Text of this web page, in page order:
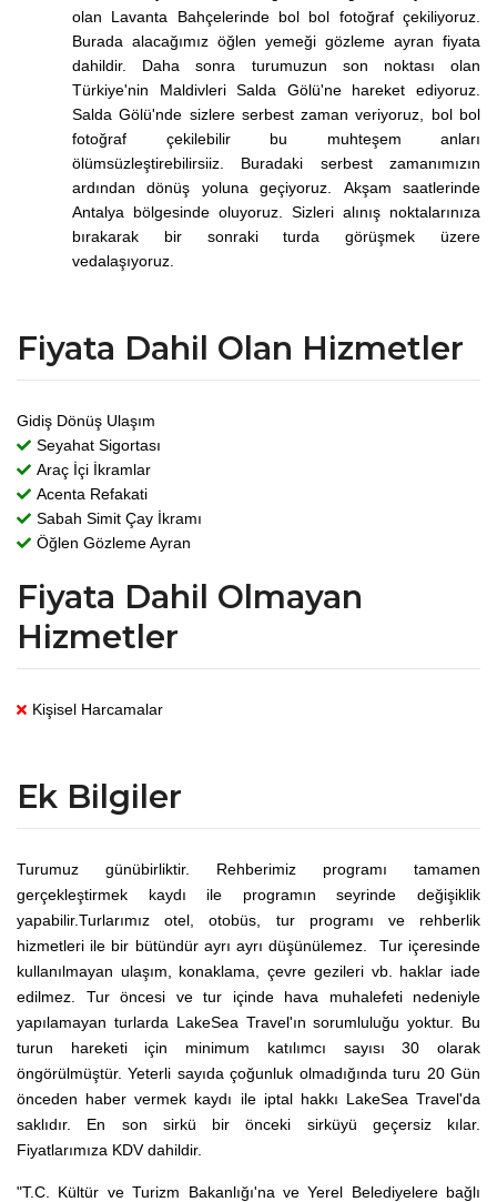
olan Lavanta Bahçelerinde bol bol fotoğraf çekiliyoruz.
Burada alacağımız öğlen yemeği gözleme ayran fiyata
dahildir. Daha sonra turumuzun son noktası olan
Türkiye'nin Maldivleri Salda Gölü'ne hareket ediyoruz.
Salda Gölü'nde sizlere serbest zaman veriyoruz, bol bol
fotoğraf çekilebilir bu muhteşem anları
ölümsüzleştirebilirsiiz. Buradaki serbest zamanımızın
ardından dönüş yoluna geçiyoruz. Akşam saatlerinde
Antalya bölgesinde oluyoruz. Sizleri alınış noktalarınıza
bırakarak bir sonraki turda görüşmek üzere
vedalaşıyoruz.
Fiyata Dahil Olan Hizmetler
Gidiş Dönüş Ulaşım
Seyahat Sigortası
Araç İçi İkramlar
Acenta Refakati
Sabah Simit Çay İkramı
Öğlen Gözleme Ayran
Fiyata Dahil Olmayan
Hizmetler
Kişisel Harcamalar
Ek Bilgiler
Turumuz günübirliktir. Rehberimiz programı tamamen
gerçekleştirmek kaydı ile programın seyrinde değişiklik
yapabilir.Turlarımız otel, otobüs, tur programı ve rehberlik
hizmetleri ile bir bütündür ayrı ayrı düşünülemez. Tur içeresinde
kullanılmayan ulaşım, konaklama, çevre gezileri vb. haklar iade
edilmez. Tur öncesi ve tur içinde hava muhalefeti nedeniyle
yapılamayan turlarda LakeSea Travel'ın sorumluluğu yoktur. Bu
turun hareketi için minimum katılımcı sayısı 30 olarak
öngörülmüştür. Yeterli sayıda çoğunluk olmadığında turu 20 Gün
önceden haber vermek kaydı ile iptal hakkı LakeSea Travel'da
saklıdır. En son sirkü bir önceki sirküyü geçersiz kılar.
Fiyatlarımıza KDV dahildir.
"T.C. Kültür ve Turizm Bakanlığı'na ve Yerel Belediyelere bağlı